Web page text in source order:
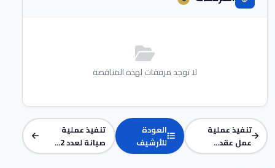
لا توجد مرفقات لهذه المناقصة
تنفيذ عملية
عمل عقد...
العودة
للأرشيف
تنفيذ عملية
صيانة لعدد 2...